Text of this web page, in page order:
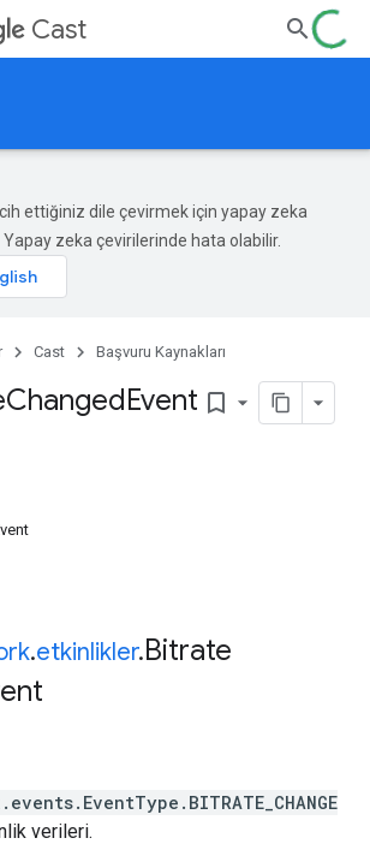
Cast
ettiğiniz dile çevirmek için yapay zeka
Yapay zeka çevirilerinde hata olabilir.
Cast Başvuru Kaynakları
ChangedEvent bookmark_border
.etkinlikler.Bitrate
verileri.